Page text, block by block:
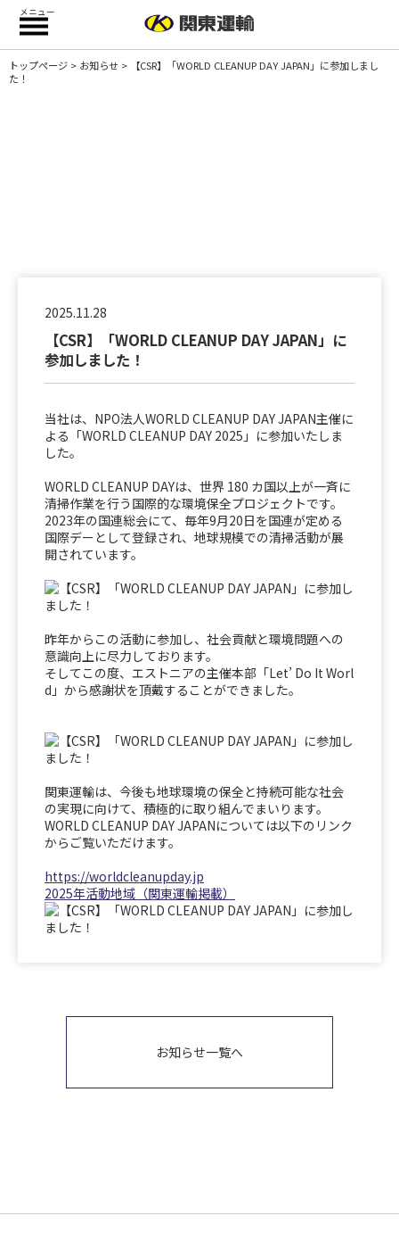
メニュー
トップページ > お知らせ > 【CSR】「WORLD CLEANUP DAY JAPAN」に参加しまし
た！
2025.11.28
【CSR】「WORLD CLEANUP DAY JAPAN」に
参加しました！
当社は、NPO法人WORLD CLEANUP DAY JAPAN主催に
よる「WORLD CLEANUP DAY 2025」に参加いたしま
した。
WORLD CLEANUP DAYは、世界 180 カ国以上が一斉に
清掃作業を行う国際的な環境保全プロジェクトです。
2023年の国連総会にて、毎年9月20日を国連が定める
国際デーとして登録され、地球規模での清掃活動が展
開されています。
昨年からこの活動に参加し、社会貢献と環境問題への
意識向上に尽力しております。
そしてこの度、エストニアの主催本部「Let’ Do It Worl
d」から感謝状を頂戴することができました。
関東運輸は、今後も地球環境の保全と持続可能な社会
の実現に向けて、積極的に取り組んでまいります。
WORLD CLEANUP DAY JAPANについては以下のリンク
からご覧いただけます。
https://worldcleanupday.jp
2025年活動地域（関東運輸掲載）
お知らせ一覧へ